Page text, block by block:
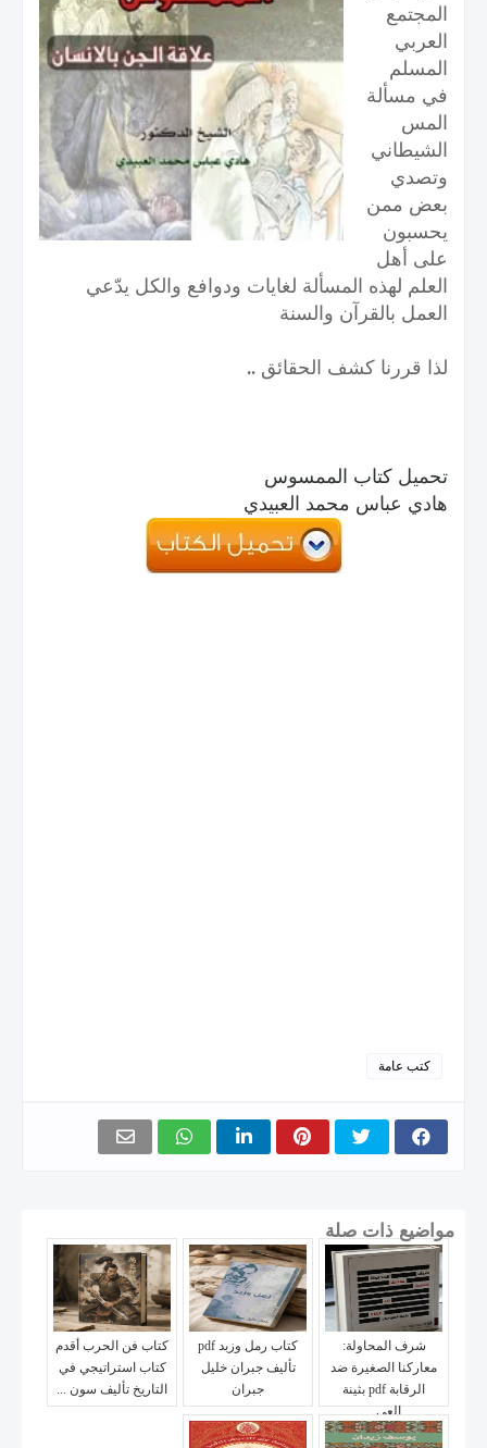
المجتمع
العربي
المسلم
في مسألة
المس
الشيطاني
وتصدي
بعض ممن
يحسبون
على أهل
العلم لهذه المسألة لغايات ودوافع والكل يدّعي
العمل بالقرآن والسنة
لذا قررنا كشف الحقائق ..
تحميل كتاب الممسوس
هادي عباس محمد العبيدي
كتب عامة
مواضيع ذات صلة
شرف المحاولة:
معاركنا الصغيرة ضد
الرقابة pdf بثينة
العي...
كتاب رمل وزبد pdf
تأليف جبران خليل
جبران
كتاب فن الحرب أقدم
كتاب استراتيجي في
التاريخ تأليف سون ...